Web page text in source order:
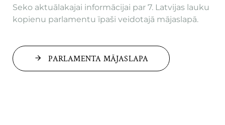
Seko aktuālakajai informācijai par 7. Latvijas lauku
kopienu parlamentu īpaši veidotajā mājaslapā.
PARLAMENTA MĀJASLAPA